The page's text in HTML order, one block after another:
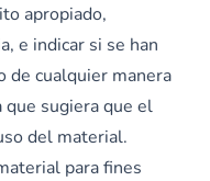
apropiado,
e indicar si se han
de cualquier manera
que sugiera que el
del material.
para fines